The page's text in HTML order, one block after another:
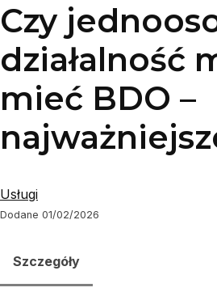
Czy
działalność
mieć BDO –
Usługi
Dodane 01/02/2026
Szczegóły